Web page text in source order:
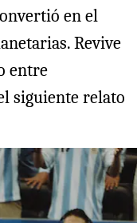
en el
Revive
entre
siguiente relato